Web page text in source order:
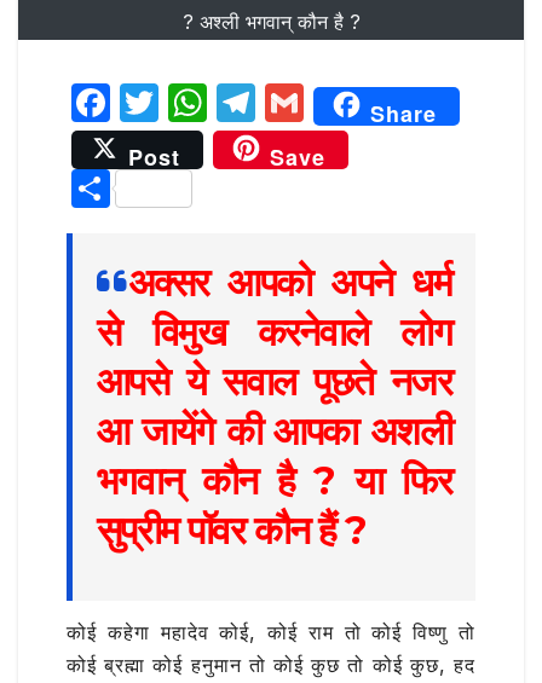
? अश्ली भगवान् कौन है ?
F
a
c
e
b
o
o
k
T
w
it
te
W
h
at
p
p
T
el
e
m
G
m
ai
Share
Post
Save
S
ar
eअक्सर आपको अपने धर्म
से विमुख करनेवाले लोग
आपसे ये सवाल पूछते नजर
आ जायेंगे की आपका अशली
भगवान् कौन है ? या फिर
सुप्रीम पॉवर कौन हैं ?
कोई कहेगा महादेव कोई, कोई राम तो कोई विष्णु तो
कोई ब्रह्मा कोई हनुमान तो कोई कुछ तो कोई कुछ, हद